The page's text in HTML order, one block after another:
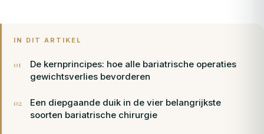
IN DIT ARTIKEL
De kernprincipes: hoe alle bariatrische operaties
gewichtsverlies bevorderen
Een diepgaande duik in de vier belangrijkste
soorten bariatrische chirurgie